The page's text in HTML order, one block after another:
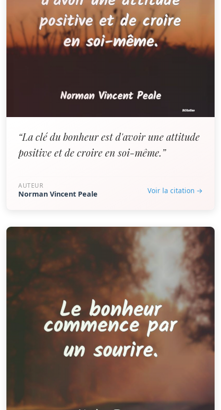
“La clé du bonheur est d'avoir une attitude
positive et de croire en soi-même.”
AUTEUR
Norman Vincent Peale Voir la citation →